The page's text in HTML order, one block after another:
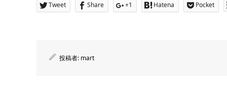
Tweet Share +1 Hatena Pocket
投稿者: mart